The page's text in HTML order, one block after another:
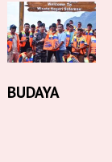
BUDAYA